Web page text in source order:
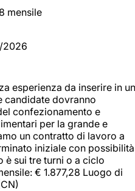
mensile
2026
esperienza da inserire in un
candidate dovranno
confezionamento e
per la grande e
un contratto di lavoro a
iniziale con possibilità
sui tre turni o a ciclo
€ 1.877,28 Luogo di